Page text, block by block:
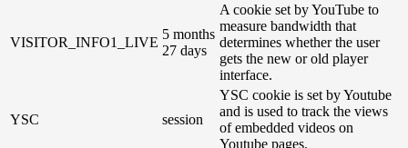
VISITOR_INFO1_LIVE
5 months
27 days
A cookie set by YouTube to
measure bandwidth that
determines whether the user
gets the new or old player
interface.
YSC session
YSC cookie is set by Youtube
and is used to track the views
of embedded videos on
Youtube pages.